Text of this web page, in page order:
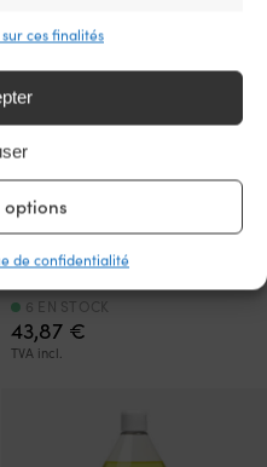
ces finalités
options
de confidentialité
Bouteille de gaz / gaz de
camping Primus Winter Gas,
filetée, -22° à +10°C, 450
grammes, lot de 3
43,87 €
TVA incl.
6 EN STOCK